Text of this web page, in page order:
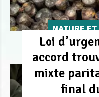
NATURE
Loi
accord
mixte
final